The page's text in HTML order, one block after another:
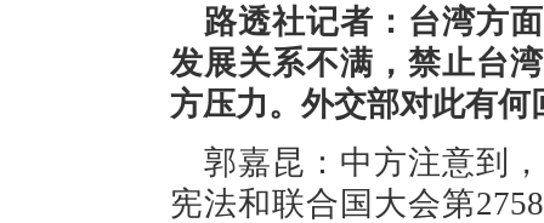
路透社记者：台湾方
发展关系不满，禁止台
方压力。外交部对此有何
郭嘉昆：中方注意到
宪法和联合国大会第